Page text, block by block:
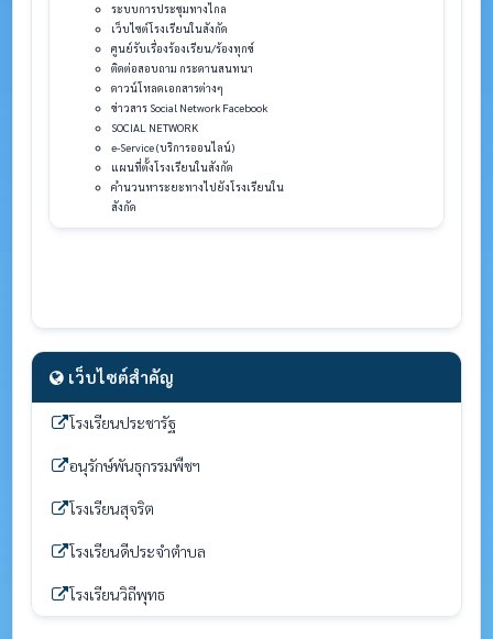
ระบบการประชุมทางไกล
เว็บไซต์โรงเรียนในสังกัด
ศูนย์รับเรื่องร้องเรียน/ร้องทุกข์
ติดต่อสอบถาม กระดานสนทนา
ดาวน์โหลดเอกสารต่างๆ
ข่าวสาร Social Network Facebook
SOCIAL NETWORK
e-Service (บริการออนไลน์)
แผนที่ตั้งโรงเรียนในสังกัด
คำนวนหาระยะทางไปยังโรงเรียนใน
สังกัด
เว็บไซต์สำคัญ
โรงเรียนประชารัฐ
อนุรักษ์พันธุกรรมพืชฯ
โรงเรียนสุจริต
โรงเรียนดีประจำตำบล
โรงเรียนวิถีพุทธ